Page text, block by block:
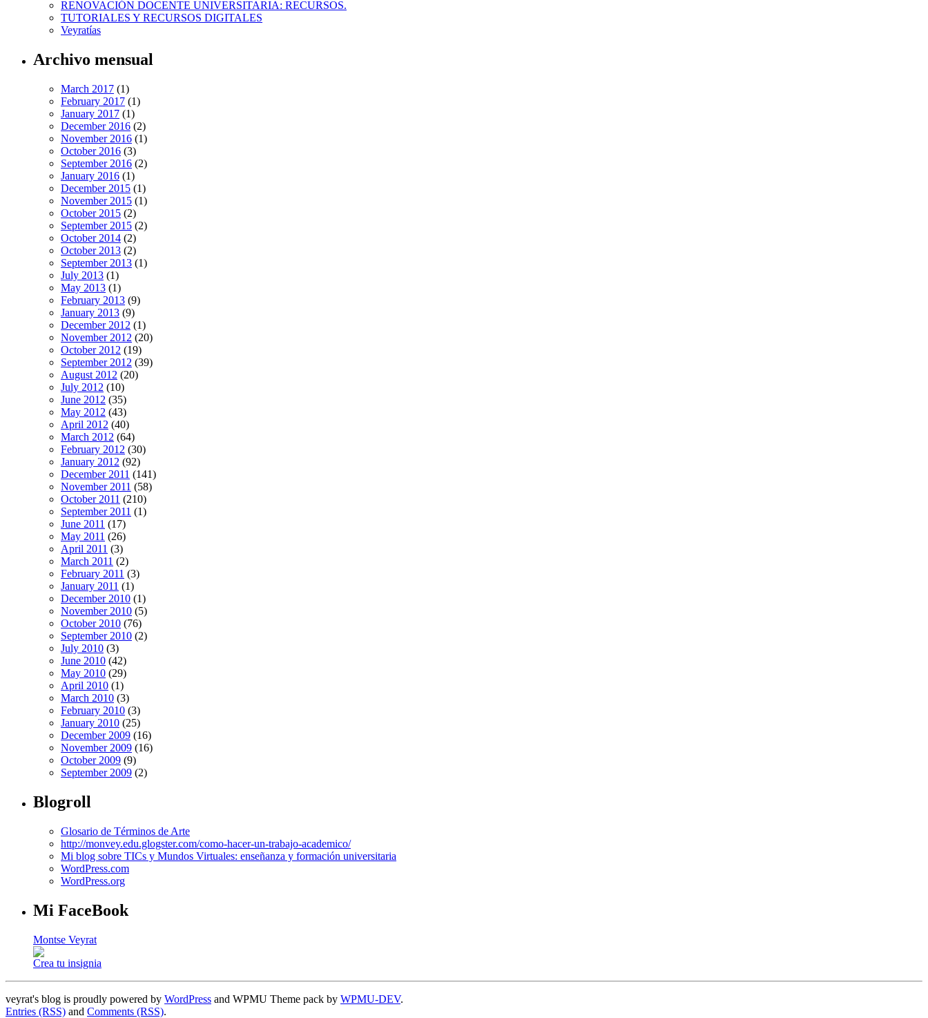
RENOVACIÓN DOCENTE UNIVERSITARIA: RECURSOS.
TUTORIALES Y RECURSOS DIGITALES
Veyratías
Archivo mensual
March 2017 (1)
February 2017 (1)
January 2017 (1)
December 2016 (2)
November 2016 (1)
October 2016 (3)
September 2016 (2)
January 2016 (1)
December 2015 (1)
November 2015 (1)
October 2015 (2)
September 2015 (2)
October 2014 (2)
October 2013 (2)
September 2013 (1)
July 2013 (1)
May 2013 (1)
February 2013 (9)
January 2013 (9)
December 2012 (1)
November 2012 (20)
October 2012 (19)
September 2012 (39)
August 2012 (20)
July 2012 (10)
June 2012 (35)
May 2012 (43)
April 2012 (40)
March 2012 (64)
February 2012 (30)
January 2012 (92)
December 2011 (141)
November 2011 (58)
October 2011 (210)
September 2011 (1)
June 2011 (17)
May 2011 (26)
April 2011 (3)
March 2011 (2)
February 2011 (3)
January 2011 (1)
December 2010 (1)
November 2010 (5)
October 2010 (76)
September 2010 (2)
July 2010 (3)
June 2010 (42)
May 2010 (29)
April 2010 (1)
March 2010 (3)
February 2010 (3)
January 2010 (25)
December 2009 (16)
November 2009 (16)
October 2009 (9)
September 2009 (2)
Blogroll
Glosario de Términos de Arte
http://monvey.edu.glogster.com/como-hacer-un-trabajo-academico/
Mi blog sobre TICs y Mundos Virtuales: enseñanza y formación universitaria
WordPress.com
WordPress.org
Mi FaceBook
Montse Veyrat
Crea tu insignia
veyrat's blog is proudly powered by WordPress and WPMU Theme pack by WPMU-DEV.
Entries (RSS) and Comments (RSS).